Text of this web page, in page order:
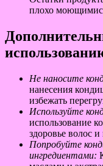
плохо
Не наносите
нанесения
избежать
Используйте
использование
здоровье волос
Попробуйте
ингредиентами: